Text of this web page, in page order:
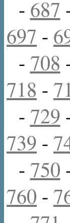
- 687
697 -
- 708
718 -
- 729
739 -
- 750
760 -